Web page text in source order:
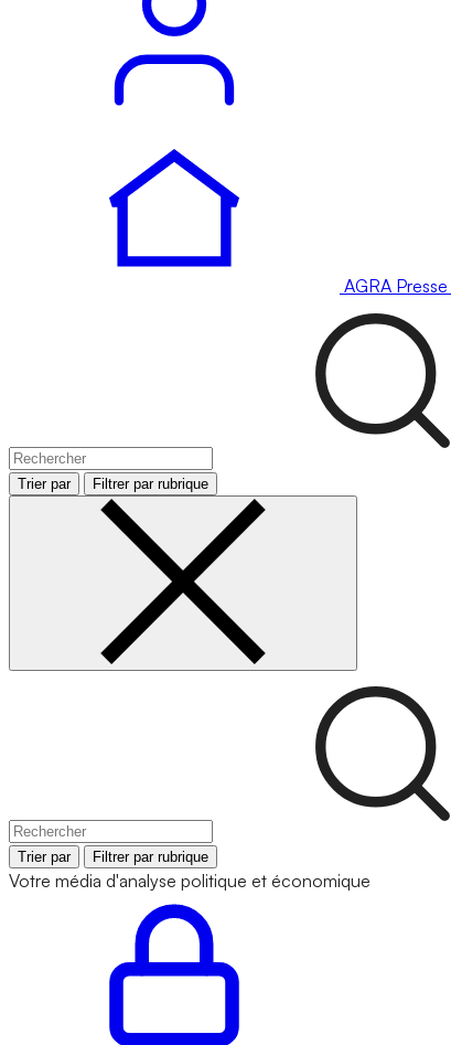
AGRA Presse
Trier par Filtrer par rubrique
Trier par Filtrer par rubrique
Votre média d'analyse politique et économique